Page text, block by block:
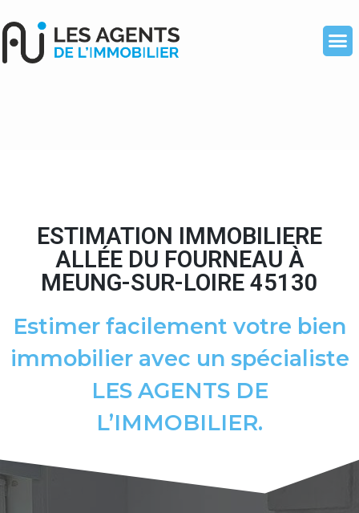
ESTIMATION IMMOBILIERE
ALLÉE DU FOURNEAU À
MEUNG-SUR-LOIRE 45130
Estimer facilement votre bien
immobilier avec un spécialiste
LES AGENTS DE
L’IMMOBILIER.